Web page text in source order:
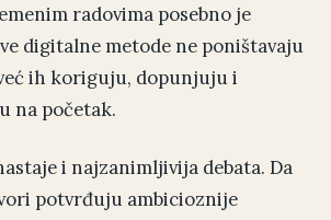
radovima posebno je
digitalne metode ne poništavaju
ih koriguju, dopunjuju i
na početak.
i najzanimljivija debata. Da
potvrđuju ambicioznije